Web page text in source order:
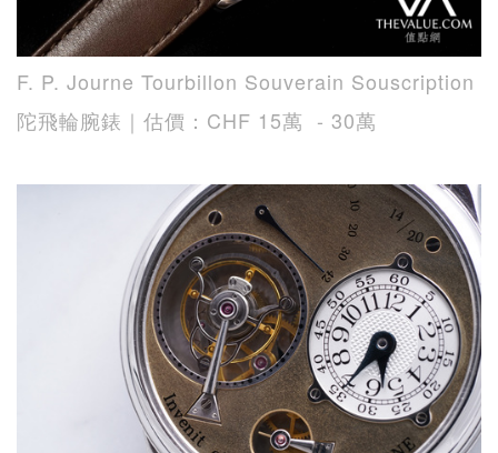
F. P. Journe Tourbillon Souverain Souscription
陀飛輪腕錶｜估價：CHF 15萬 - 30萬